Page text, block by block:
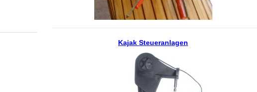
Kajak Steueranlagen